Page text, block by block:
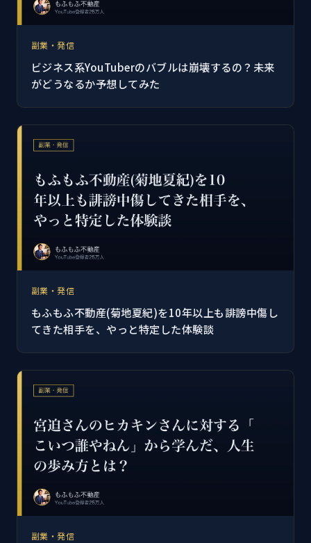
副業・発信
ビジネス系YouTuberのバブルは崩壊するの？未来
がどうなるか予想してみた
副業・発信
もふもふ不動産(菊地夏紀)を10年以上も誹謗中傷し
てきた相手を、やっと特定した体験談
副業・発信